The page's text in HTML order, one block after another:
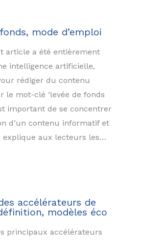
mode d’emploi
article a été entièrement
intelligence artificielle,
rédiger du contenu
le mot-clé ‘levée de fonds
important de se concentrer
d’un contenu informatif et
explique aux lecteurs les…
accélérateurs de
modèles éco
principaux accélérateurs